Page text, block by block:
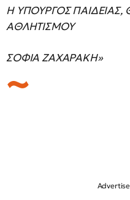
Η ΥΠΟΥΡΓΟΣ
ΑΘΛΗΤΙΣΜΟΥ
ΣΟΦΙΑ ΖΑΧΑΡΑΚΗ»